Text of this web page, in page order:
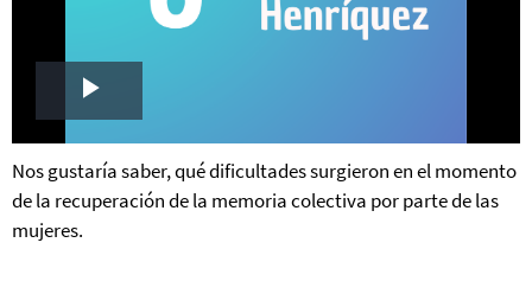
Play
Video
Nos gustaría saber, qué dificultades surgieron en el momento
de la recuperación de la memoria colectiva por parte de las
mujeres.